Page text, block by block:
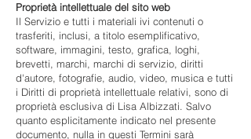
Proprietà intellettuale del sito web
Il Servizio e tutti i materiali ivi contenuti o
trasferiti, inclusi, a titolo esemplificativo,
software, immagini, testo, grafica, loghi,
brevetti, marchi, marchi di servizio, diritti
d'autore, fotografie, audio, video, musica e tutti
i Diritti di proprietà intellettuale relativi, sono di
proprietà esclusiva di Lisa Albizzati. Salvo
quanto esplicitamente indicato nel presente
documento, nulla in questi Termini sarà